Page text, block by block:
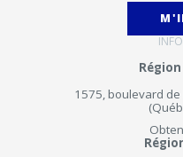
1575, boulevard de